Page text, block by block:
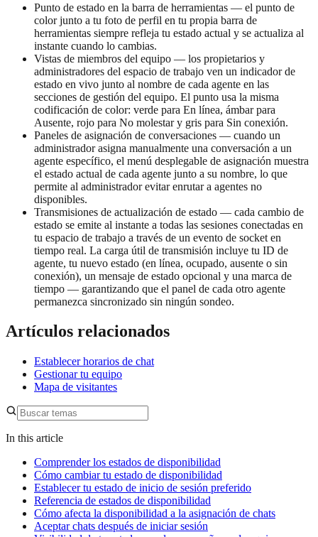
Punto de estado en la barra de herramientas — el punto de
color junto a tu foto de perfil en tu propia barra de
herramientas siempre refleja tu estado actual y se actualiza al
instante cuando lo cambias.
Vistas de miembros del equipo — los propietarios y
administradores del espacio de trabajo ven un indicador de
estado en vivo junto al nombre de cada agente en las
secciones de gestión del equipo. El punto usa la misma
codificación de color: verde para En línea, ámbar para
Ausente, rojo para No molestar y gris para Sin conexión.
Paneles de asignación de conversaciones — cuando un
administrador asigna manualmente una conversación a un
agente específico, el menú desplegable de asignación muestra
el estado actual de cada agente junto a su nombre, lo que
permite al administrador evitar enrutar a agentes no
disponibles.
Transmisiones de actualización de estado — cada cambio de
estado se emite al instante a todas las sesiones conectadas en
tu espacio de trabajo a través de un evento de socket en
tiempo real. La carga útil de transmisión incluye tu ID de
agente, tu nuevo estado (en línea, ocupado, ausente o sin
conexión), un mensaje de estado opcional y una marca de
tiempo — garantizando que el panel de cada otro agente
permanezca sincronizado sin ningún sondeo.
Artículos relacionados
Establecer horarios de chat
Gestionar tu equipo
Mapa de visitantes
In this article
Comprender los estados de disponibilidad
Cómo cambiar tu estado de disponibilidad
Establecer tu estado de inicio de sesión preferido
Referencia de estados de disponibilidad
Cómo afecta la disponibilidad a la asignación de chats
Aceptar chats después de iniciar sesión